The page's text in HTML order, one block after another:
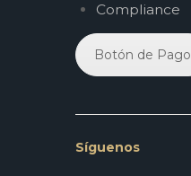
Compliance
Botón de Pago
Síguenos